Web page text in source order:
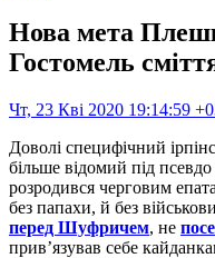
Нова мета
Гостомель
Чт, 23 Кві 2020 19:14:59
Доволі специфічний
більше відомий під
розродився черговим
без папахи, й без
перед Шуфричем, не
прив’язував себе